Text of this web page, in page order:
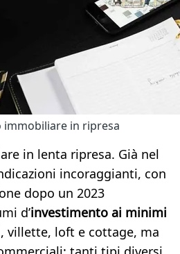
in ripresa
in lenta ripresa. Già nel
incoraggianti, con
dopo un 2023
d’investimento ai minimi
villette, loft e cottage, ma